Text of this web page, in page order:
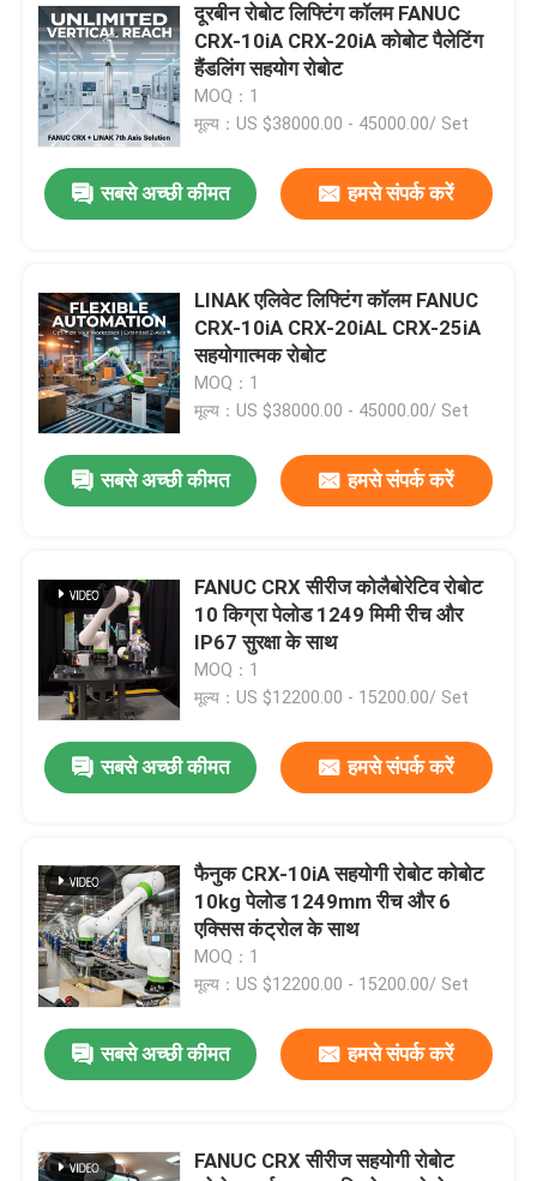
उत्पाद
वीडियो
हमारे बारे में
गुणवत्ता नियंत्रण
हमसे संपर्क करें
ब्लॉग
औद्योगिक रोबोट बांह
वेल्डिंग रोबोट बांह
पैलेटाइजिंग रोबोट आर्म
सीएनसी मशीन
रोबोट रैखिक ट्रैक
रोबोट पोजिशनर
रोबोट सुरक्षा कवर
दूरबीन रोबोट लिफ्टिंग कॉलम FANUC
CRX-10iA CRX-20iA कोबोट पैलेटिंग
हैंडलिंग सहयोग रोबोट
MOQ：1
मूल्य：US $38000.00 - 45000.00/ Set
सबसे अच्छी कीमत हमसे संपर्क करें
LINAK एलिवेट लिफ्टिंग कॉलम FANUC
CRX-10iA CRX-20iAL CRX-25iA
सहयोगात्मक रोबोट
MOQ：1
मूल्य：US $38000.00 - 45000.00/ Set
सबसे अच्छी कीमत हमसे संपर्क करें
FANUC CRX सीरीज कोलैबोरेटिव रोबोट
10 किग्रा पेलोड 1249 मिमी रीच और
IP67 सुरक्षा के साथ
MOQ：1
मूल्य：US $12200.00 - 15200.00/ Set
सबसे अच्छी कीमत हमसे संपर्क करें
फैनुक CRX-10iA सहयोगी रोबोट कोबोट
10kg पेलोड 1249mm रीच और 6
एक्सिस कंट्रोल के साथ
MOQ：1
मूल्य：US $12200.00 - 15200.00/ Set
सबसे अच्छी कीमत हमसे संपर्क करें
FANUC CRX सीरीज सहयोगी रोबोट